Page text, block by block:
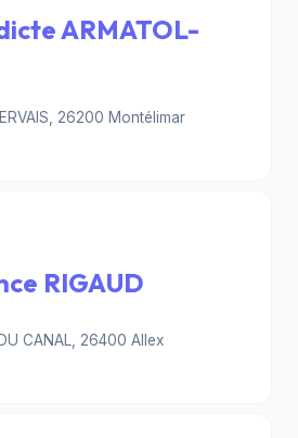
ARMATOL-
26200 Montélimar
RIGAUD
CANAL, 26400 Allex